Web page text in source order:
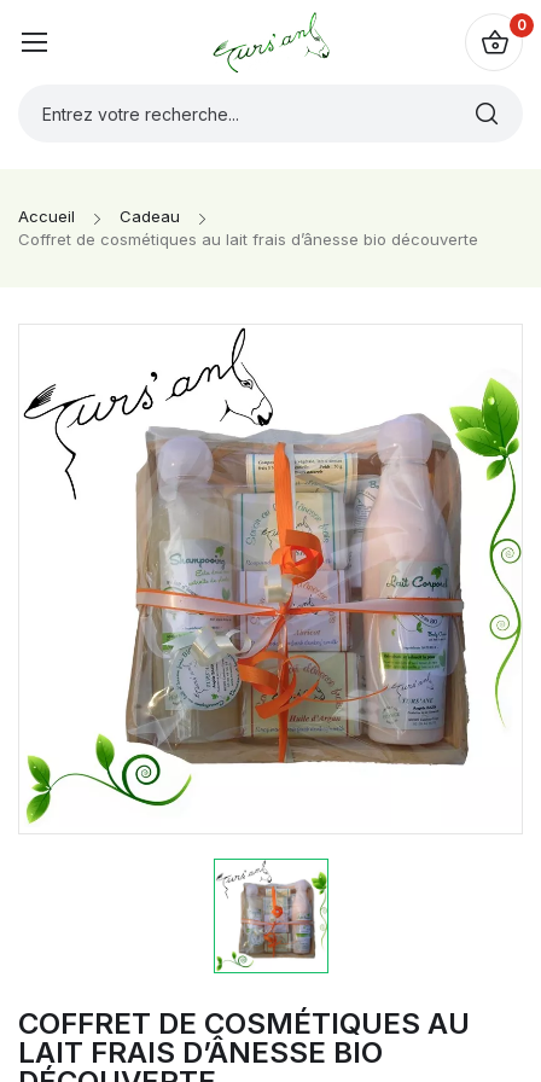
0
Accueil
Cadeau
Coffret de cosmétiques au lait frais d’ânesse bio découverte
COFFRET DE COSMÉTIQUES AU
LAIT FRAIS D’ÂNESSE BIO